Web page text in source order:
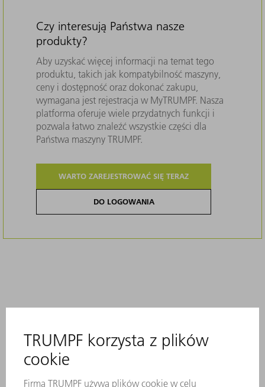
Czy interesują Państwa nasze
produkty?
Aby uzyskać więcej informacji na temat tego
produktu, takich jak kompatybilność maszyny,
ceny i dostępność oraz dokonać zakupu,
wymagana jest rejestracja w MyTRUMPF. Nasza
platforma oferuje wiele przydatnych funkcji i
pozwala łatwo znaleźć wszystkie części dla
Państwa maszyny TRUMPF.
WARTO ZAREJESTROWAĆ SIĘ TERAZ
DO LOGOWANIA
Opis
Trwałe znakowanie laserowe zawiera